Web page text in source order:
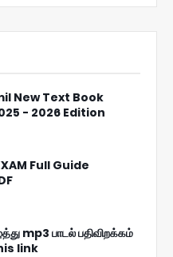
New Text Book
- 2026 Edition
Full Guide
mp3 பாடல் பதிவிறக்கம்
link